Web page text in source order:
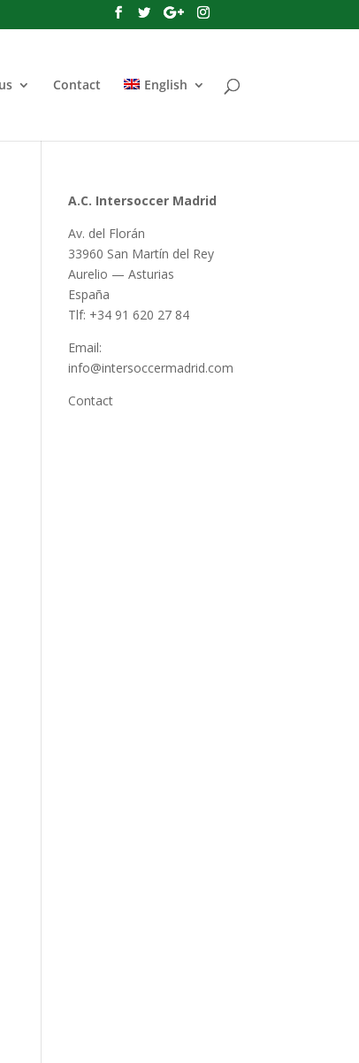
Contact English
A.C. Intersoccer Madrid
Av. del Florán
33960 San Martín del Rey
Aurelio — Asturias
España
Tlf: +34 91 620 27 84
Email:
info@intersoccermadrid.com
Contact